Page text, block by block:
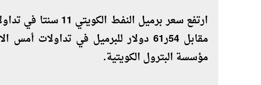
مقابل 54ر61 دولار للبرميل في تداولات
مؤسسة البترول الكويتية.